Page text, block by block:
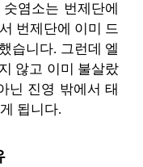
염소는 번제단에
번제단에 이미 드
습니다. 그런데 엘
않고 이미 불살랐
닌 진영 밖에서 태
됩니다.